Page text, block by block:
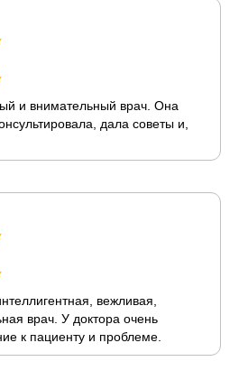
и внимательный врач. Она
дала советы и,
вежливая,
врач. У доктора очень
к пациенту и проблеме.